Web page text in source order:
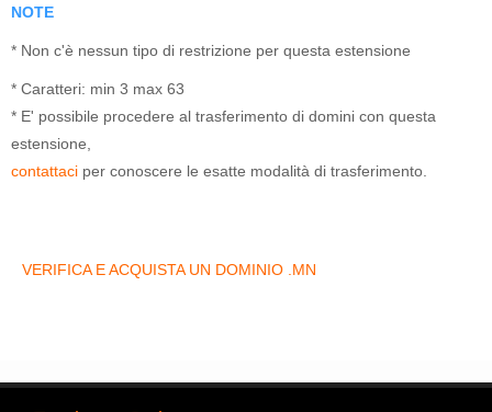
NOTE
* Non c'è nessun tipo di restrizione per questa estensione
* Caratteri: min 3 max 63
* E' possibile procedere al trasferimento di domini con questa
estensione,
contattaci per conoscere le esatte modalità di trasferimento.
VERIFICA E ACQUISTA UN DOMINIO .MN